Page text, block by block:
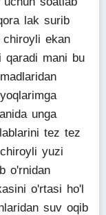
lak surib
ekan
qaradi mani bu
unga
tez tez
yuzi
o'rnidan
o'rtasi ho'l
suv oqib